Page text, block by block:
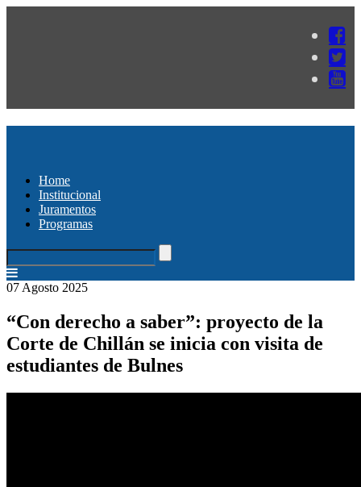
Home
Institucional
Juramentos
Programas
07 Agosto 2025
“Con derecho a saber”: proyecto de la
Corte de Chillán se inicia con visita de
estudiantes de Bulnes